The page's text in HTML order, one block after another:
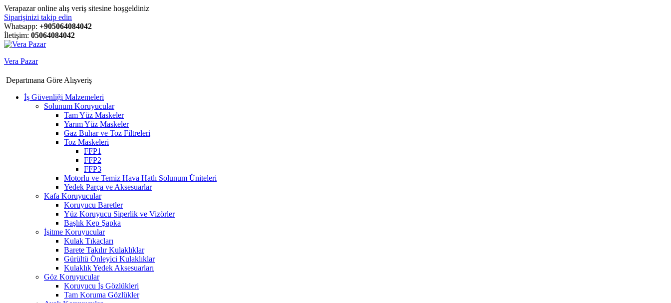
Verapazar online alış veriş sitesine hoşgeldiniz
Siparişinizi takip edin
Whatsapp: +905064084042
İletişim: 05064084042
Vera Pazar
Departmana Göre Alışveriş
İş Güvenliği Malzemeleri
Solunum Koruyucular
Tam Yüz Maskeler
Yarım Yüz Maskeler
Gaz Buhar ve Toz Filtreleri
Toz Maskeleri
FFP1
FFP2
FFP3
Motorlu ve Temiz Hava Hatlı Solunum Üniteleri
Yedek Parça ve Aksesuarlar
Kafa Koruyucular
Koruyucu Baretler
Yüz Koruyucu Siperlik ve Vizörler
Başlık Kep Şapka
İşitme Koruyucular
Kulak Tıkaçları
Barete Takılır Kulaklıklar
Gürültü Önleyici Kulaklıklar
Kulaklık Yedek Aksesuarları
Göz Koruyucular
Koruyucu İş Gözlükleri
Tam Koruma Gözlükler